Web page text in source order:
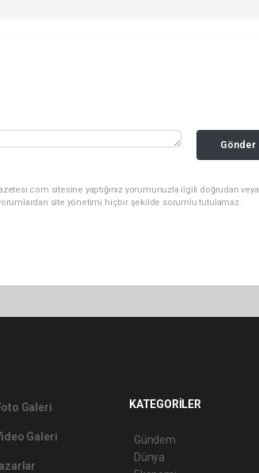
Gönder
sitesine yaptığınız yorumunuzla ilgili doğrudan veya
site yönetimi hiçbir şekilde sorumlu tutulamaz.
Galeri
Galeri
KATEGORİLER
Gündem
Dünya